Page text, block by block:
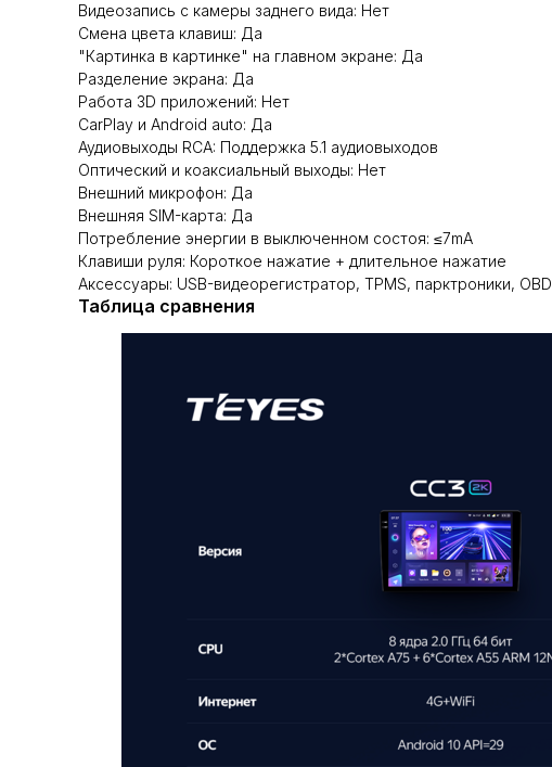
Видеозапись с камеры заднего вида: Нет
Смена цвета клавиш: Да
"Картинка в картинке" на главном экране: Да
Разделение экрана: Да
Работа 3D приложений: Нет
CarPlay и Android auto: Да
Аудиовыходы RCA: Поддержка 5.1 аудиовыходов
Оптический и коаксиальный выходы: Нет
Внешний микрофон: Да
Внешняя SIM-карта: Да
Потребление энергии в выключенном состоя: ≤7mA
Клавиши руля: Короткое нажатие + длительное нажатие
Аксессуары: USB-видеорегистратор, TPMS, парктроники, OBD
Таблица сравнения